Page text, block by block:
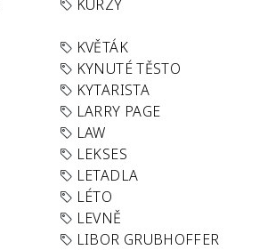
KURZY
KVĚTÁK
KYNUTÉ TĚSTO
KYTARISTA
LARRY PAGE
LAW
LEKSES
LETADLA
LÉTO
LEVNĚ
LIBOR GRUBHOFFER